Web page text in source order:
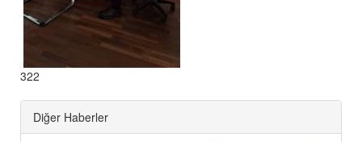
322
Diğer Haberler